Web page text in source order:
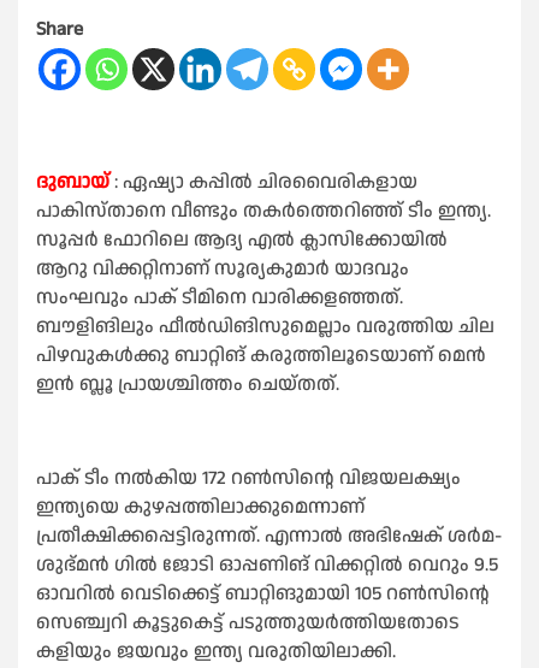
Share
ദുബായ്: ഏഷ്യാ കപ്പില്‍ ചിരവൈരികളായ
പാകിസ്താനെ വീണ്ടും തകര്‍ത്തെറിഞ്ഞ് ടീം ഇന്ത്യ.
സൂപ്പര്‍ ഫോറിലെ ആദ്യ എല്‍ ക്ലാസിക്കോയില്‍
ആറു വിക്കറ്റിനാണ് സൂര്യകുമാര്‍ യാദവും
സംഘവും പാക് ടീമിനെ വാരിക്കളഞ്ഞത്.
ബൗളിങിലും ഫീല്‍ഡിങിസുമെല്ലാം വരുത്തിയ ചില
പിഴവുകള്‍ക്കു ബാറ്റിങ് കരുത്തിലൂടെയാണ് മെന്‍
ഇന്‍ ബ്ലൂ പ്രായശ്ചിത്തം ചെയ്തത്.
പാക് ടീം നല്‍കിയ 172 റണ്‍സിന്റെ വിജയലക്ഷ്യം
ഇന്ത്യയെ കുഴപ്പത്തിലാക്കുമെന്നാണ്
പ്രതീക്ഷിക്കപ്പെട്ടിരുന്നത്. എന്നാല്‍ അഭിഷേക് ശര്‍മ-
ശുഭ്മന്‍ ഗില്‍ ജോടി ഓപ്പണിങ് വിക്കറ്റില്‍ വെറും 9.5
ഓവറില്‍ വെടിക്കെട്ട് ബാറ്റിങുമായി 105 റണ്‍സിന്റെ
സെഞ്ച്വറി കൂട്ടുകെട്ട് പടുത്തുയര്‍ത്തിയതോടെ
കളിയും ജയവും ഇന്ത്യ വരുതിയിലാക്കി.